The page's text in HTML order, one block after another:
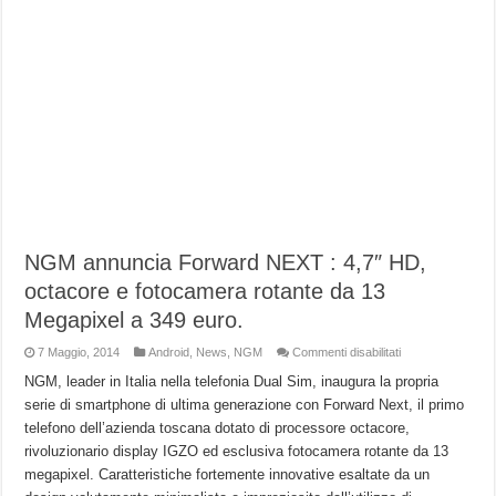
NGM annuncia Forward NEXT : 4,7″ HD,
octacore e fotocamera rotante da 13
Megapixel a 349 euro.
7 Maggio, 2014 Android News NGM Commenti disabilitatisu
annuncia
Forward
NEXT
4,7″
HD,
octacore
e
fotocamera
NGM, leader in Italia nella telefonia Dual Sim, inaugura la propria
serie di smartphone di ultima generazione con Forward Next, il primo
telefono dell’azienda toscana dotato di processore octacore,
rivoluzionario display IGZO ed esclusiva fotocamera rotante da 13
megapixel. Caratteristiche fortemente innovative esaltate da un